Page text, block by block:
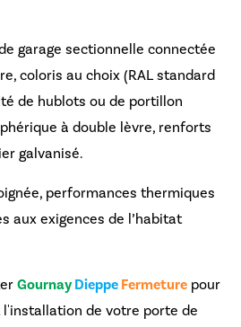
garage sectionnelle connectée
coloris au choix (RAL standard
de hublots ou de portillon
à double lèvre, renforts
galvanisé.
performances thermiques
aux exigences de l’habitat
GournayDieppe Fermeture pour
de votre porte de